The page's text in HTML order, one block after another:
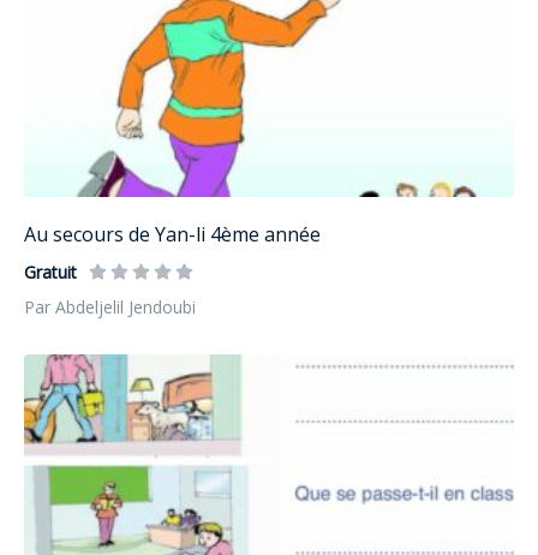
Au secours de Yan-li 4ème année
Gratuit
Par Abdeljelil Jendoubi